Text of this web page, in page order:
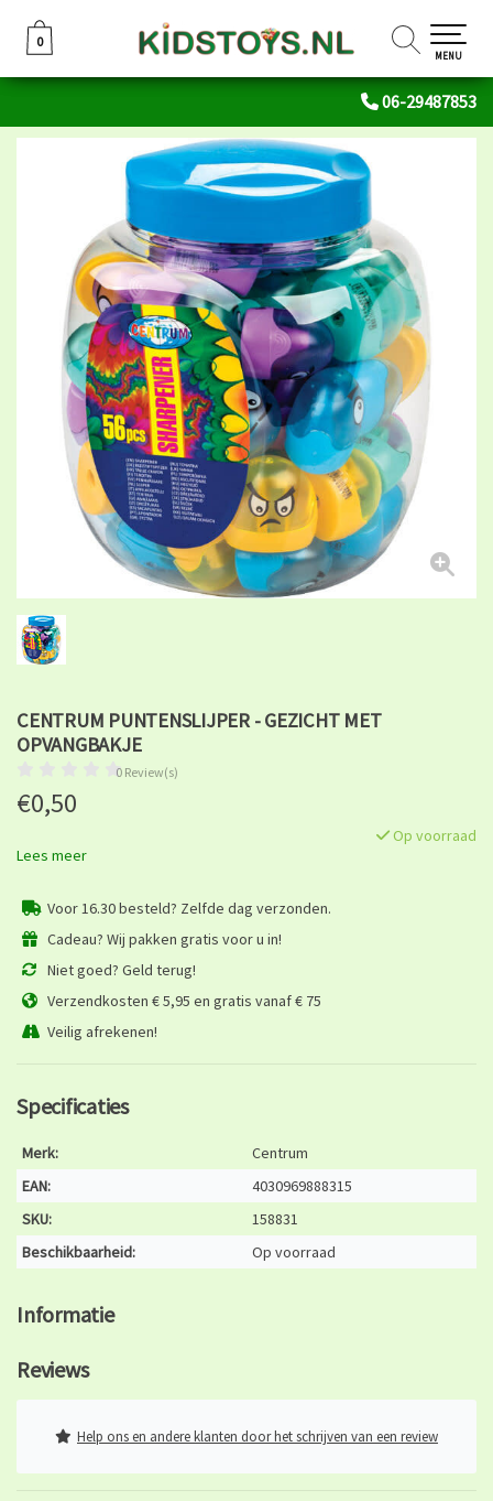
06-29487853
0
0
MENU
CENTRUM PUNTENSLIJPER - GEZICHT MET
OPVANGBAKJE
0 Review(s)
€0,50
Op voorraad
Lees meer
Voor 16.30 besteld? Zelfde dag verzonden.
Cadeau? Wij pakken gratis voor u in!
Niet goed? Geld terug!
Verzendkosten € 5,95 en gratis vanaf € 75
Veilig afrekenen!
Specificaties
Merk:
Centrum
EAN:
4030969888315
SKU:
158831
Beschikbaarheid:
Op voorraad
Informatie
Reviews
Help ons en andere klanten door het schrijven van een review